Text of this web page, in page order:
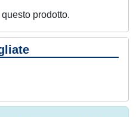
prodotto.